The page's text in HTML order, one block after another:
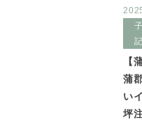
記
【
蒲
い
坪